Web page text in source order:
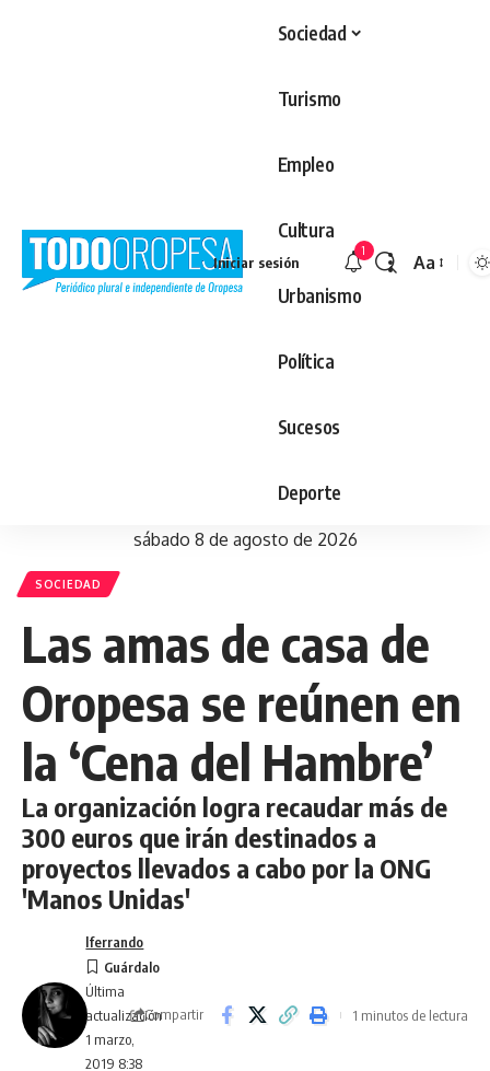
Sociedad
Turismo
Empleo
Cultura
Urbanismo
Política
Sucesos
Deporte
Iniciar sesión
1
Aa
sábado 8 de agosto de 2026
SOCIEDAD
Las amas de casa de
Oropesa se reúnen en
la ‘Cena del Hambre’
La organización logra recaudar más de
300 euros que irán destinados a
proyectos llevados a cabo por la ONG
'Manos Unidas'
Última
actualización
1 marzo,
2019 8:38
lferrando
Compartir 1 minutos de lectura